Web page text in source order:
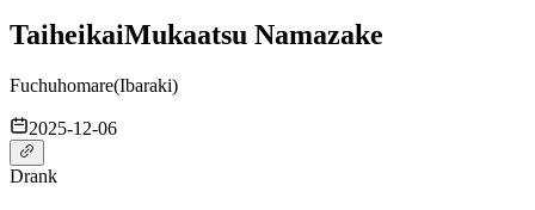
TaiheikaiMukaatsu Namazake
Fuchuhomare(Ibaraki)
2025-12-06
Drank